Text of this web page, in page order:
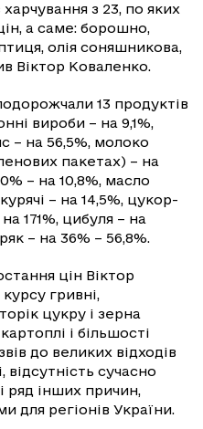
з 23, по яких
а саме: борошно,
олія соняшникова,
Віктор Коваленко.
13 продуктів
вироби – на 9,1%,
– на 56,5%, молоко
пакетах) – на
– на 10,8%, масло
– на 14,5%, цукор-
171%, цибуля – на
– на 36% – 56,8%.
цін Віктор
гривні,
цукру і зерна
і більшості
до великих відходів
відсутність сучасно
ряд інших причин,
для регіонів України.